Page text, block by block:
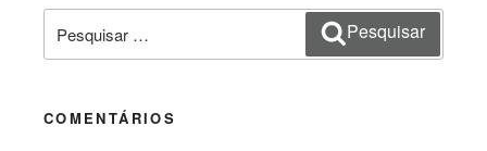
por:
Pesquisar
COMENTÁRIOS